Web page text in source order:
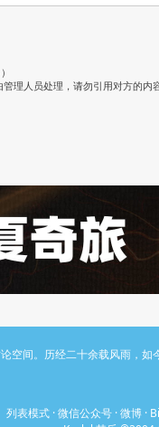
）
管理人员处理，请勿引用对方的内容
间。历经二十余载风雨，如
列表模式 ·微信公众号 ·微博 ·